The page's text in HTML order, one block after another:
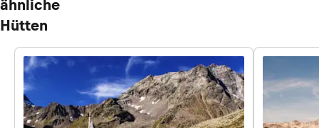
ähnliche
Hütten